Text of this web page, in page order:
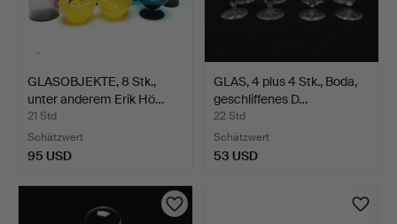
GLASOBJEKTE, 8 Stk.,
unter anderem Erik Hö…
21 Std
Schätzwert
95 USD
GLAS, 4 plus 4 Stk., Boda,
geschliffenes D…
22 Std
Schätzwert
53 USD